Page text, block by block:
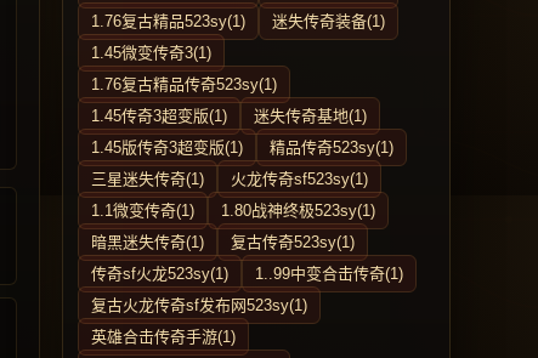
1.76复古精品523sy(1)
迷失传奇装备(1)
1.45微变传奇3(1)
1.76复古精品传奇523sy(1)
1.45传奇3超变版(1)
迷失传奇基地(1)
1.45版传奇3超变版(1)
精品传奇523sy(1)
三星迷失传奇(1)
火龙传奇sf523sy(1)
1.1微变传奇(1)
1.80战神终极523sy(1)
暗黑迷失传奇(1)
复古传奇523sy(1)
传奇sf火龙523sy(1)
1..99中变合击传奇(1)
复古火龙传奇sf发布网523sy(1)
英雄合击传奇手游(1)